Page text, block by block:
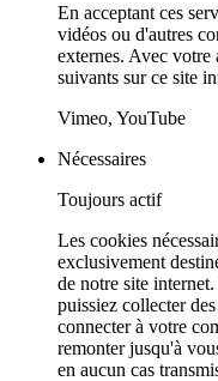
En acceptant ces
vidéos ou d'autres
externes. Avec votre
suivants sur ce site
Vimeo, YouTube
Nécessaires
Toujours actif
Les cookies
exclusivement
de notre site
puissiez collecter
connecter à votre
remonter jusqu'à
en aucun cas